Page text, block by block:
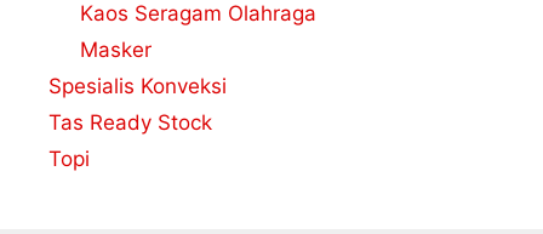
Kaos Seragam Olahraga
Masker
Spesialis Konveksi
Tas Ready Stock
Topi